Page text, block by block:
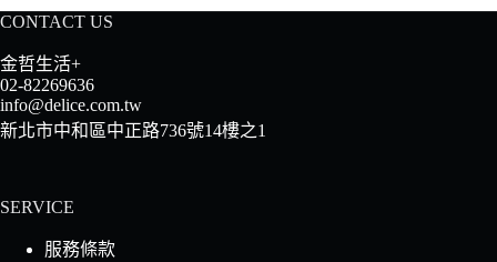
CONTACT US
金哲生活+
02-82269636
info@delice.com.tw
新北市中和區中正路736號14樓之1
SERVICE
服務條款